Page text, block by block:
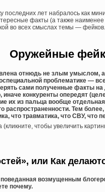
последних лет набралось как
факты (а также
во всех смыслах темы —
Оружейные
отнюдь не злым умыслом,
проблематике —
сами полученные факты на
иначе конкуренты опередят
их из пальца вообще
распространенности. Тем
что травматика, что СВУ, что
чтобы увеличить
или Как
возмущенным
почему.